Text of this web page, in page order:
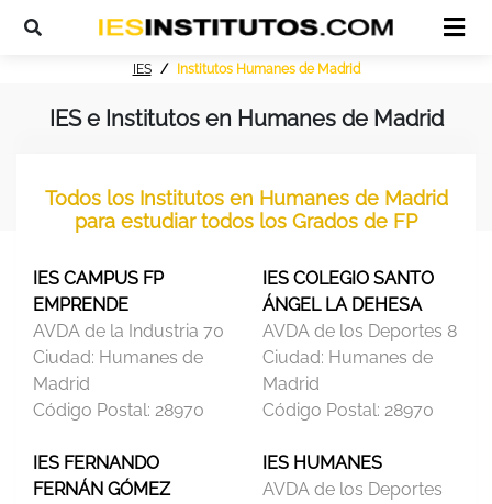
IES Institutos Humanes de Madrid
IES e Institutos en Humanes de Madrid
Todos los Institutos en Humanes de Madrid
para estudiar todos los Grados de FP
IES CAMPUS FP
EMPRENDE
AVDA de la Industria 70
Ciudad: Humanes de
Madrid
Código Postal: 28970
IES COLEGIO SANTO
ÁNGEL LA DEHESA
AVDA de los Deportes 8
Ciudad: Humanes de
Madrid
Código Postal: 28970
IES FERNANDO
FERNÁN GÓMEZ
IES HUMANES
AVDA de los Deportes